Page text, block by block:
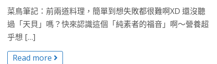
菜鳥筆記：前兩道料理，簡單到想失敗都很難啊XD 還沒聽
過「天貝」嗎？快來認識這個「純素者的福音」啊～營養超
乎想 […]
Read more